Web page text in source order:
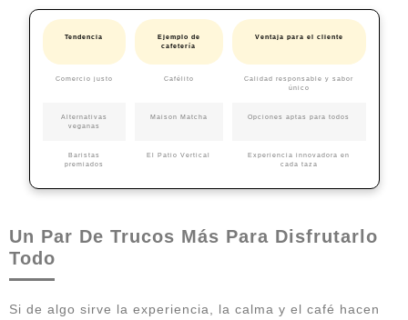
Tendencia
Ejemplo de
cafetería
Ventaja para el cliente
Comercio justo Cafélito
Calidad responsable y sabor
único
Alternativas
veganas
Maison Matcha Opciones aptas para todos
Baristas
premiados
El Patio Vertical
Experiencia innovadora en
cada taza
Un Par De Trucos Más Para Disfrutarlo
Todo
Si de algo sirve la experiencia, la calma y el café hacen